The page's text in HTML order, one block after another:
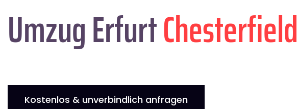
Umzug ErfurtChesterfield
Kostenlos & unverbindlich anfragen